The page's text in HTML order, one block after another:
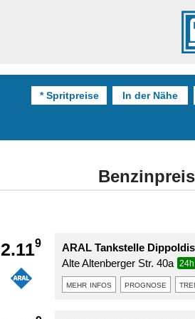
* Spritpreise In der Nähe
2.119
ARAL Tankstelle
Alte Altenberger Str. 40a
24h
mehr infos prognose